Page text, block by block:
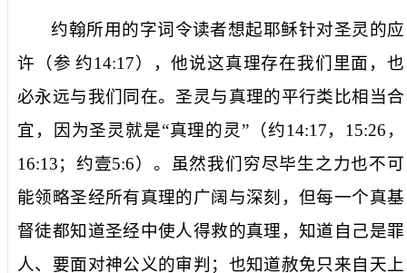
约翰所用的字词令读者想起耶稣针对圣灵的应
许（参 约14:17），他说这真理存在我们里面，也
必永远与我们同在。圣灵与真理的平行类比相当合
宜，因为圣灵就是“真理的灵”（约14:17， 15:26 ，
16:13；约壹5:6）。虽然我们穷尽毕生之力也不可
能领略圣经所有真理的广阔与深刻，但每一个真基
督徒都知道圣经中使人得救的真理，知道自己是罪
人、要面对神公义的审判；也知道赦免只来自天上